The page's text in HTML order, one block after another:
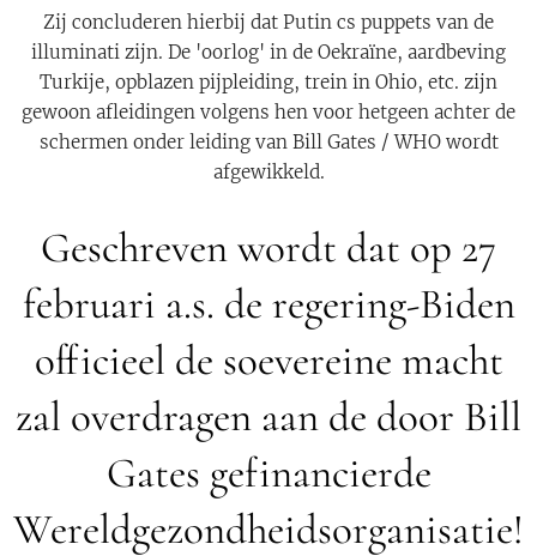
Zij concluderen hierbij dat Putin cs puppets van de
illuminati zijn. De 'oorlog' in de Oekraïne, aardbeving
Turkije, opblazen pijpleiding, trein in Ohio, etc. zijn
gewoon afleidingen volgens hen voor hetgeen achter de
schermen onder leiding van Bill Gates / WHO wordt
afgewikkeld.
Geschreven wordt dat op 27
februari a.s. de regering-Biden
officieel de soevereine macht
zal overdragen aan de door Bill
Gates gefinancierde
Wereldgezondheidsorganisatie!